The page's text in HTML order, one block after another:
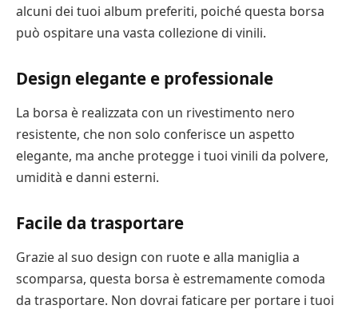
alcuni dei tuoi album preferiti, poiché questa borsa
può ospitare una vasta collezione di vinili.
Design elegante e professionale
La borsa è realizzata con un rivestimento nero
resistente, che non solo conferisce un aspetto
elegante, ma anche protegge i tuoi vinili da polvere,
umidità e danni esterni.
Facile da trasportare
Grazie al suo design con ruote e alla maniglia a
scomparsa, questa borsa è estremamente comoda
da trasportare. Non dovrai faticare per portare i tuoi